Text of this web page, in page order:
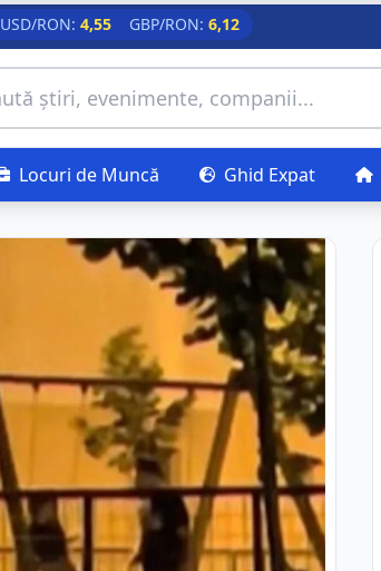
USD/RON: 4,55 GBP/RON: 6,12
Locuri de Muncă Ghid Expat